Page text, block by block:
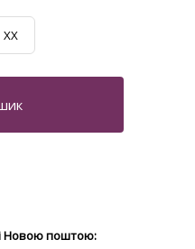
XX
Новою поштою: